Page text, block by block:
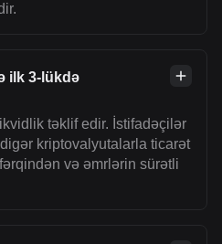
ilk 3-lükdə
təklif edir. İstifadəçilər
kriptovalyutalarla ticarət
və əmrlərin sürətli